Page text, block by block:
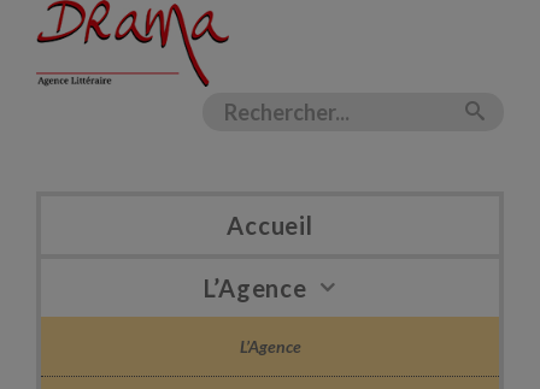
Accueil
L’Agence
L’Agence